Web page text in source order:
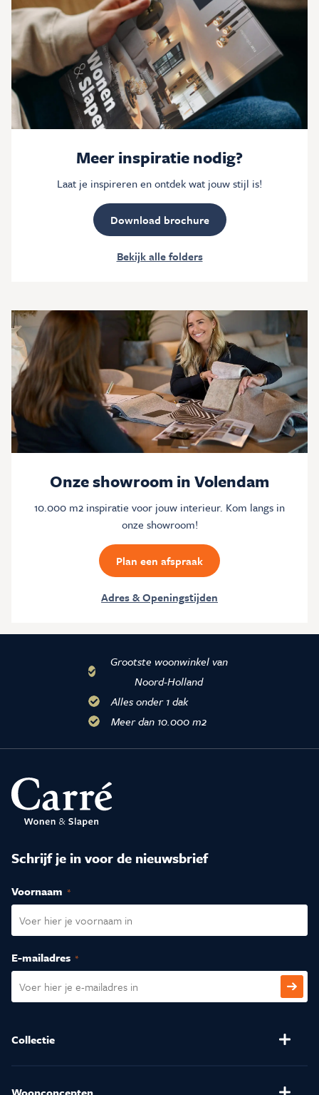
Meer inspiratie nodig?
Laat je inspireren en ontdek wat jouw stijl is!
Download brochure
Bekijk alle folders
Onze showroom in Volendam
10.000 m2 inspiratie voor jouw interieur. Kom langs in
onze showroom!
Plan een afspraak
Adres & Openingstijden
Grootste woonwinkel van
Noord-Holland
Alles onder 1 dak
Meer dan 10.000 m2
Schrijf je in voor de nieuwsbrief
Voornaam (Vereist)
E-mailadres (Vereist)
Collectie